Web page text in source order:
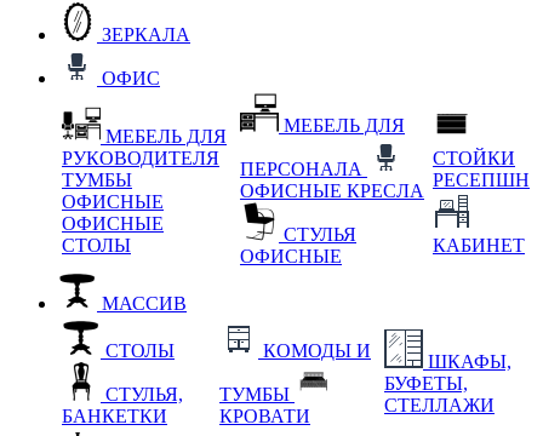
ЗЕРКАЛА
ОФИС
МЕБЕЛЬ ДЛЯ
РУКОВОДИТЕЛЯ
ТУМБЫ
ОФИСНЫЕ
ОФИСНЫЕ
СТОЛЫ
МЕБЕЛЬ ДЛЯ
ПЕРСОНАЛА
ОФИСНЫЕ КРЕСЛА
СТУЛЬЯ
ОФИСНЫЕ
СТОЙКИ
РЕСЕПШН
КАБИНЕТ
МАССИВ
СТОЛЫ
СТУЛЬЯ,
БАНКЕТКИ
КОМОДЫ И
ТУМБЫ
КРОВАТИ
ШКАФЫ,
БУФЕТЫ,
СТЕЛЛАЖИ